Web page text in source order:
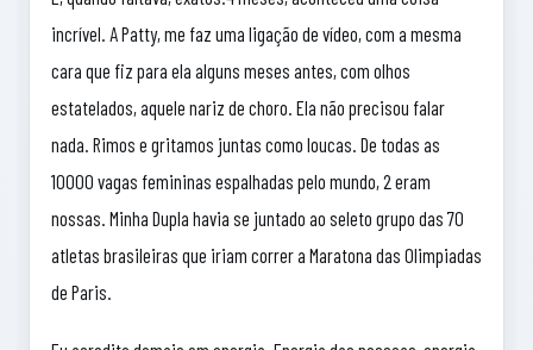
incrível. A Patty, me faz uma ligação de vídeo, com a mesma
cara que fiz para ela alguns meses antes, com olhos
estatelados, aquele nariz de choro. Ela não precisou falar
nada. Rimos e gritamos juntas como loucas. De todas as
10000 vagas femininas espalhadas pelo mundo, 2 eram
nossas. Minha Dupla havia se juntado ao seleto grupo das 70
atletas brasileiras que iriam correr a Maratona das Olimpiadas
de Paris.